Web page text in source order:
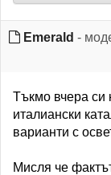
Emerald -
Тъкмо вчера си
италиански
варианти с
Мисля че